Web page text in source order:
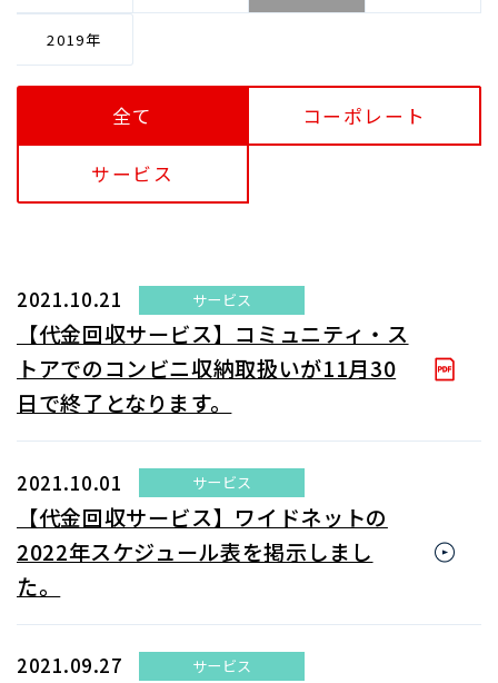
2019
全て コーポレート
サービス
2021.10.21 サービス
【代金回収サービス】コミュニティ・ス
トアでのコンビニ収納取扱いが11月30
日で終了となります。
2021.10.01 サービス
【代金回収サービス】ワイドネットの
2022年スケジュール表を掲示しまし
た。
2021.09.27 サービス